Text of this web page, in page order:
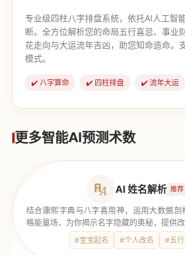
专业级四柱八字排盘系统，依托AI人工智
断。全方位解析您的命局五行喜忌、事业
花走向与大运流年吉凶，助您知命造命。
模式。
✔️ 八字算命 ✔️ 四柱排盘 ✔️ 流年大运
更多智能AI预测术数
AI 姓名解析 推荐
结合康熙字典与八字喜用神，运用大数据剖
格能量场，为你揭示名字隐藏的奥秘，提供
#宝宝起名 #个人改名 #五